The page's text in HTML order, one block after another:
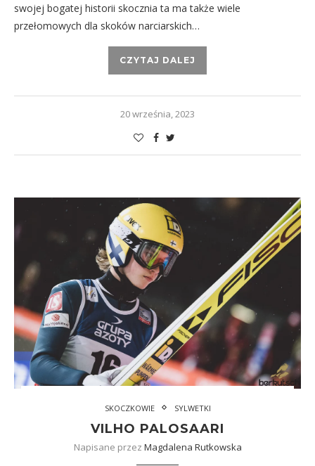
swojej bogatej historii skocznia ta ma także wiele
przełomowych dla skoków narciarskich…
CZYTAJ DALEJ
20 września, 2023
SKOCZKOWIE SYLWETKI
VILHO PALOSAARI
Napisane przez Magdalena Rutkowska